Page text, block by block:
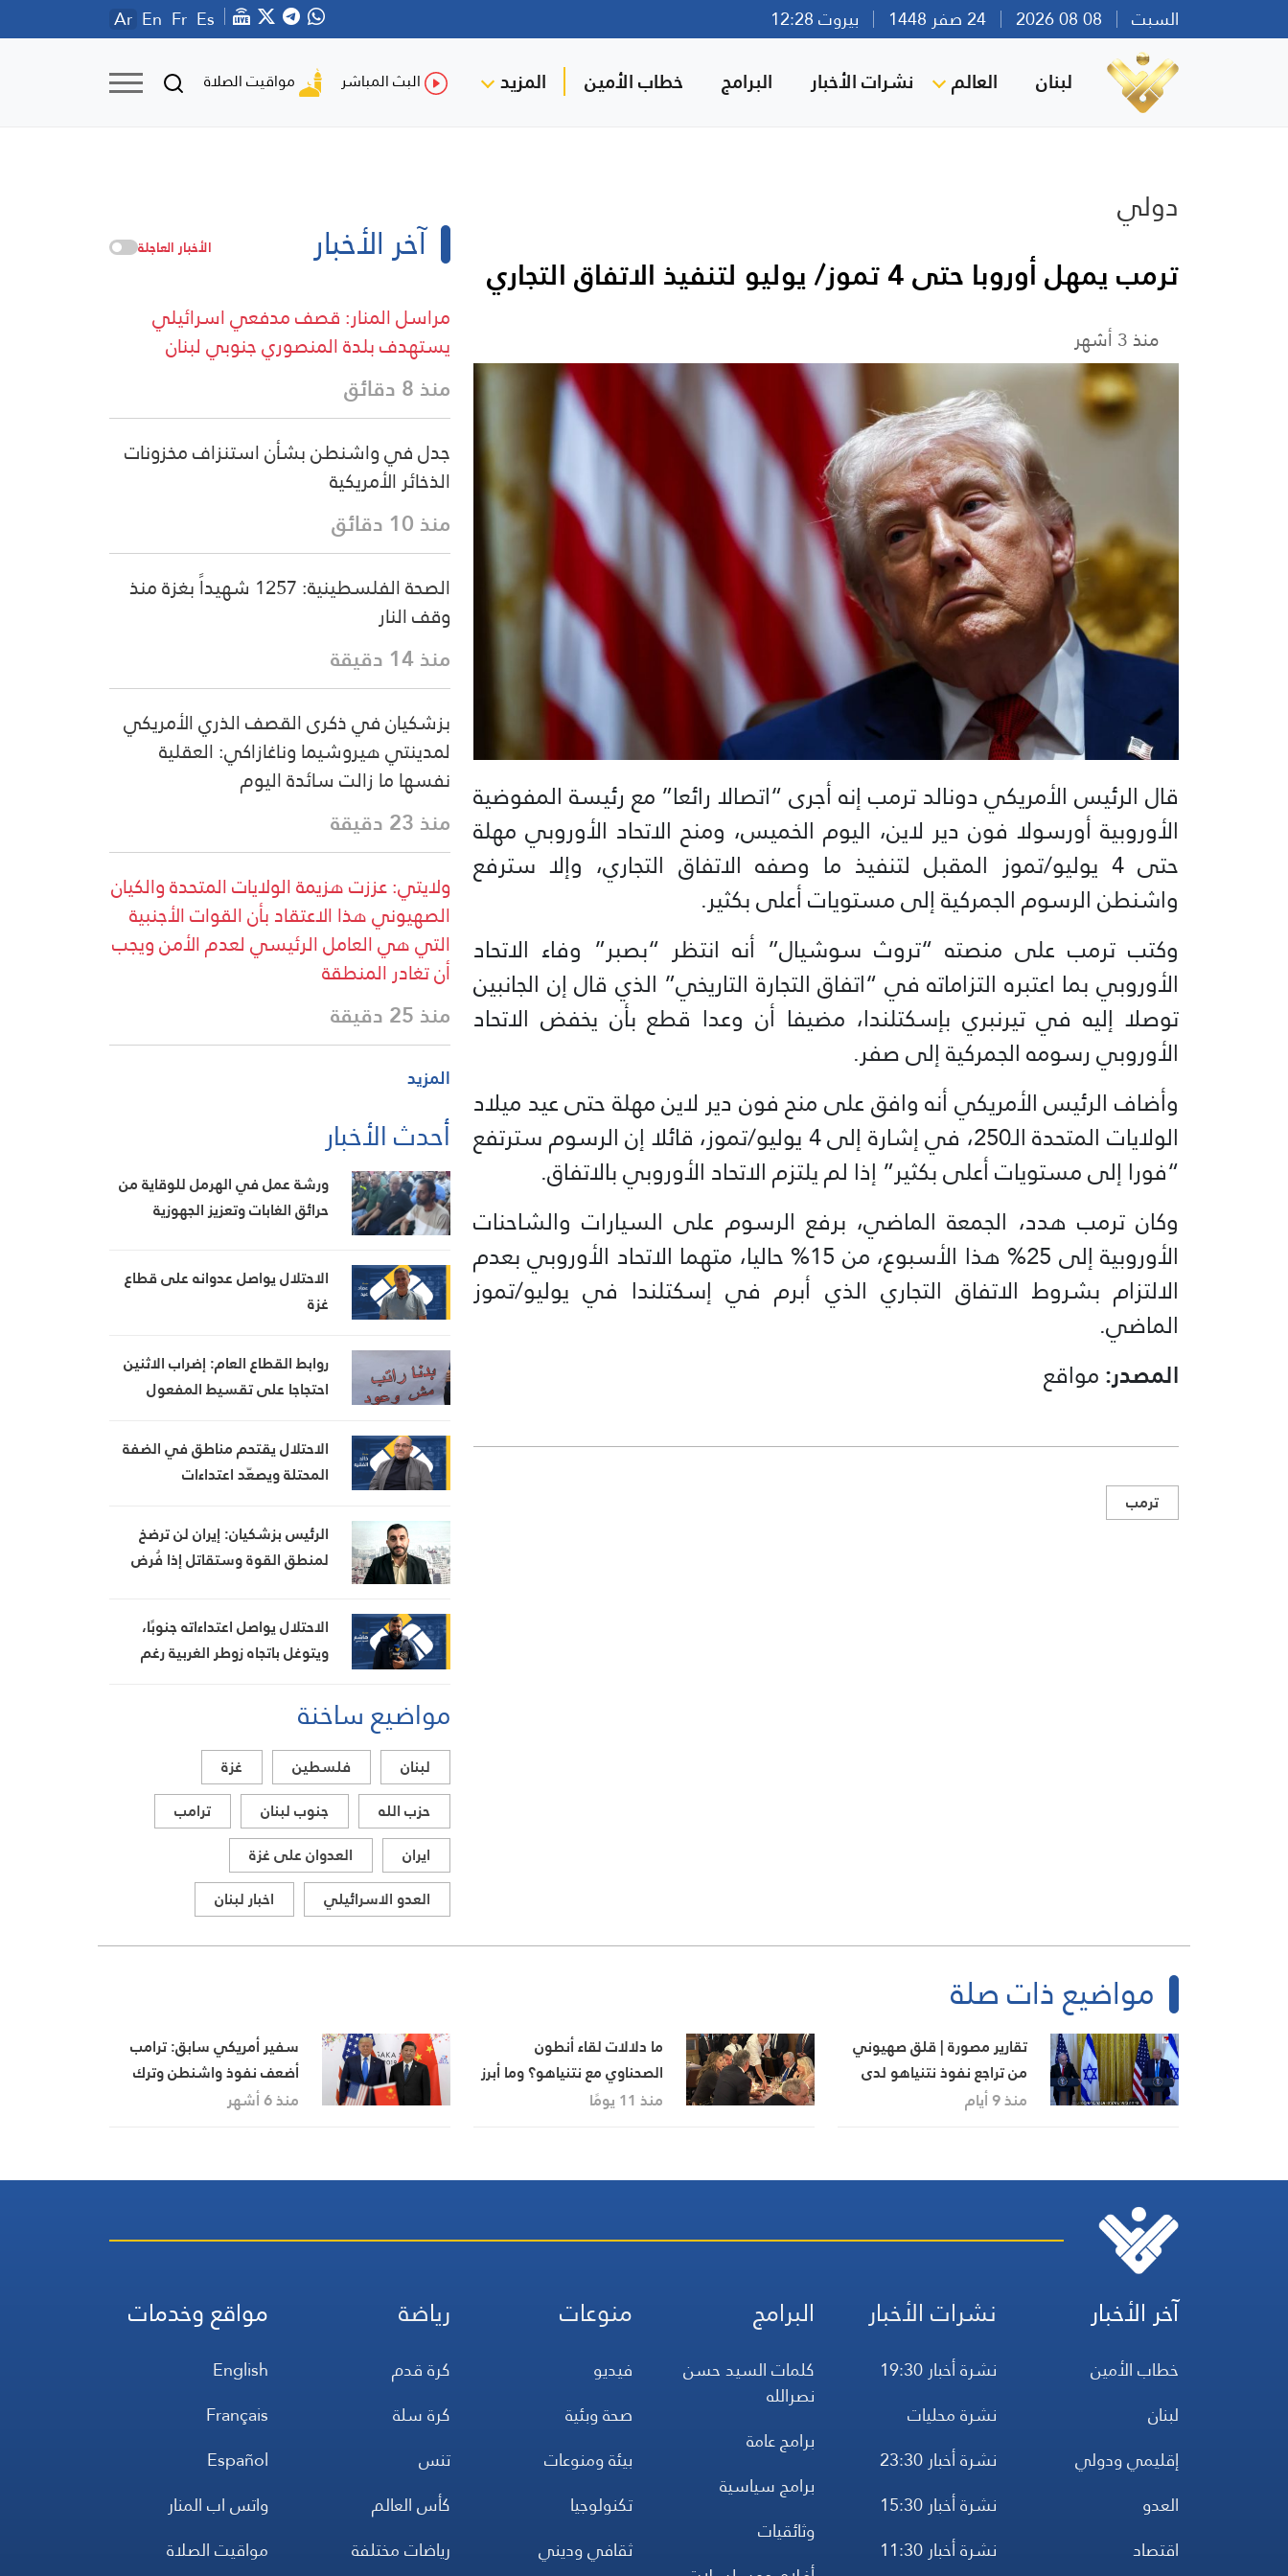
السبت بيروت 12:28 Ar En Fr Es
لبنان العالم نشرات الأخبار البرامج خطاب الأمين المزيد البث المباشر مواقيت الصلاة
دولي
ترمب يمهل أوروبا حتى 4 تموز/ يوليو لتنفيذ الاتفاق التجاري
منذ 3 أشهر
قال الرئيس الأمريكي دونالد ترمب إنه أجرى “اتصالا رائعا” مع رئيسة المفوضية
الأوروبية أورسولا فون دير لاين، اليوم الخميس، ومنح الاتحاد الأوروبي مهلة
حتى 4 يوليو/تموز المقبل لتنفيذ ما وصفه الاتفاق التجاري، وإلا سترفع
واشنطن الرسوم الجمركية إلى مستويات أعلى بكثير.
وكتب ترمب على منصته “تروث سوشيال” أنه انتظر “بصبر” وفاء الاتحاد
الأوروبي بما اعتبره التزاماته في “اتفاق التجارة التاريخي” الذي قال إن الجانبين
توصلا إليه في تيرنبري بإسكتلندا، مضيفا أن وعدا قطع بأن يخفض الاتحاد
الأوروبي رسومه الجمركية إلى صفر.
وأضاف الرئيس الأمريكي أنه وافق على منح فون دير لاين مهلة حتى عيد ميلاد
الولايات المتحدة الـ250، في إشارة إلى 4 يوليو/تموز، قائلا إن الرسوم سترتفع
“فورا إلى مستويات أعلى بكثير” إذا لم يلتزم الاتحاد الأوروبي بالاتفاق.
وكان ترمب هدد، الجمعة الماضي، برفع الرسوم على السيارات والشاحنات
الأوروبية إلى 25% هذا الأسبوع، من 15% حاليا، متهما الاتحاد الأوروبي بعدم
الالتزام بشروط الاتفاق التجاري الذي أبرم في إسكتلندا في يوليو/تموز
الماضي.
المصدر:مواقع
ترمب
آخر الأخبار الأخبار العاجلة
مراسل المنار: قصف مدفعي اسرائيلي
يستهدف بلدة المنصوري جنوبي لبنان
منذ 8 دقائق
جدل في واشنطن بشأن استنزاف مخزونات
الذخائر الأمريكية
منذ 10 دقائق
الصحة الفلسطينية: 1257 شهيداً بغزة منذ
وقف النار
منذ 14 دقيقة
بزشكيان في ذكرى القصف الذري الأمريكي
لمدينتي هيروشيما وناغازاكي: العقلية
نفسها ما زالت سائدة اليوم
منذ 23 دقيقة
ولايتي: عززت هزيمة الولايات المتحدة والكيان
الصهيوني هذا الاعتقاد بأن القوات الأجنبية
التي هي العامل الرئيسي لعدم الأمن ويجب
أن تغادر المنطقة
منذ 25 دقيقة
المزيد
أحدث الأخبار
ورشة عمل في الهرمل للوقاية من
حرائق الغابات وتعزيز الجهوزية
الاحتلال يواصل عدوانه على قطاع
غزة
روابط القطاع العام: إضراب الاثنين
احتجاجا على تقسيط المفعول
الاحتلال يقتحم مناطق في الضفة
المحتلة ويصعّد اعتداءات
الرئيس بزشكيان: إيران لن ترضخ
لمنطق القوة وستقاتل إذا فُرض
الاحتلال يواصل اعتداءاته جنوبًا،
ويتوغل باتجاه زوطر الغربية رغم
مواضيع ساخنة
لبنان فلسطين
غزة
حزب الله
جنوب لبنان
ترامب
ايران
العدوان على غزة
العدو الاسرائيلي
اخبار لبنان
مواضيع ذات صلة
تقارير مصورة | قلق صهيوني
من تراجع نفوذ نتنياهو لدى
الإدارة الأميركية
منذ 9 أيام
ما دلالات لقاء أنطون
الصحناوي مع نتنياهو؟ وما أبرز
الملفات التي يحملها لقاء
حسن حجازي
منذ 11 يومًا
سفير أمريكي سابق: ترامب
أضعف نفوذ واشنطن وترك
الساحة لبوتين وشي
منذ 6 أشهر
آخر الأخبار
خطاب الأمين
لبنان
إقليمي ودولي
العدو
اقتصاد
نشرات الأخبار
نشرة أخبار 19:30
نشرة محليات
نشرة أخبار 23:30
نشرة أخبار 15:30
نشرة أخبار 11:30
البرامج
كلمات السيد حسن
نصرالله
برامج عامة
برامج سياسية
وثائقيات
منوعات
فيديو
صحة وبئية
بيئة ومنوعات
تكنولوجيا
ثقافي وديني
رياضة
كرة قدم
كرة سلة
تنس
كأس العالم
رياضات مختلفة
مواقع وخدمات
English
Français
Español
واتس اب المنار
مواقيت الصلاة